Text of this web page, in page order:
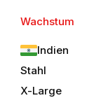
Wachstum
Indien
Stahl
X-Large